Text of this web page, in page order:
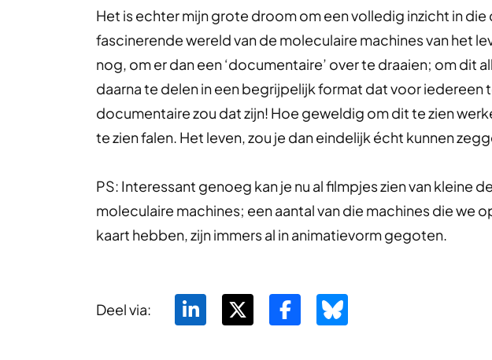
Het is echter mijn grote droom om een volledig inzicht in
fascinerende wereld van de moleculaire machines van het
nog, om er dan een ‘documentaire’ over te draaien; om dit
daarna te delen in een begrijpelijk format dat voor iedereen
documentaire zou dat zijn! Hoe geweldig om dit te zien
te zien falen. Het leven, zou je dan eindelijk écht kunnen
PS: Interessant genoeg kan je nu al filmpjes zien van kleine
moleculaire machines; een aantal van die machines die we
kaart hebben, zijn immers al in animatievorm gegoten.
Deel via: